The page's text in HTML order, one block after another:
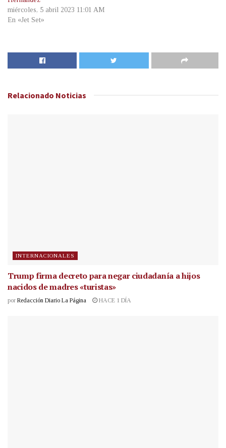
miércoles, 5 abril 2023 11:01 AM
En «Jet Set»
Relacionado Noticias
INTERNACIONALES
Trump firma decreto para negar ciudadanía a hijos
nacidos de madres «turistas»
por Redacción Diario La Página HACE 1 DÍA